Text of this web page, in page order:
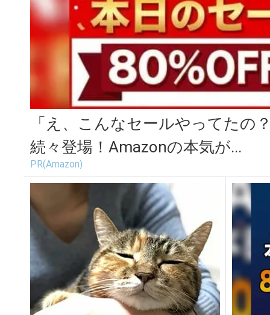
「え、こんなセールやってたの
続々登場！Amazonの本気が...
PR(Amazon)